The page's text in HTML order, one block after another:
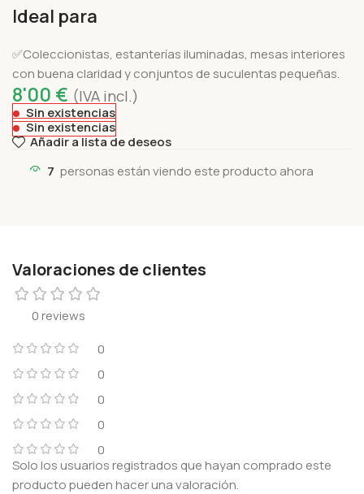
Ideal para
✅Coleccionistas, estanterías iluminadas, mesas interiores
con buena claridad y conjuntos de suculentas pequeñas.
8'00 € (IVA incl.)
Sin existencias
Sin existencias
Añadir a lista de deseos
7 personas están viendo este producto ahora
Valoraciones de clientes
0 reviews
0
0
0
0
0
Solo los usuarios registrados que hayan comprado este
producto pueden hacer una valoración.